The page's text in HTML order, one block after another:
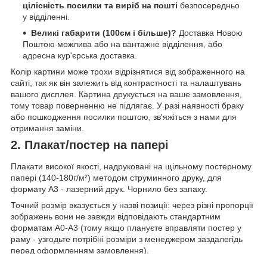
цілісність посилки та виріб на пошті безпосередньо
у відділенні.
Великі габарити (100см і більше)? Доставка Новою
Поштою можлива або на вантажне відділення, або
адресна кур'єрська доставка.
Колір картини може трохи відрізнятися від зображенного на
сайті, так як він залежить від контрастності та налаштувань
вашого дисплея. Картина друкується на ваше замовлення,
тому товар поверненню не підлягає. У разі наявності браку
або пошкодження посилки поштою, зв'яжіться з нами для
отримання заміни.
2. Плакат/постер на папері
Плакати високої якості, надруковані на щільному постерному
папері (140-180г/м²) методом струминного друку, для
формату А3 - лазерний друк. Чорнило без запаху.
Точний розмір вказується у назві позиції: через різні пропорції
зображень вони не завжди відповідають стандартним
форматам А0-А3 (тому якщо плануєте вправляти постер у
раму - узгодьте потрібні розміри з менеджером заздалегідь
перед оформленням замовлення).